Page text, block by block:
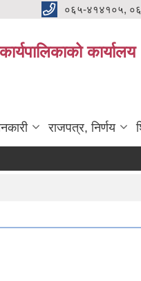
०६५-४१४१०५,
कार्यालय
राजपत्र, निर्णय